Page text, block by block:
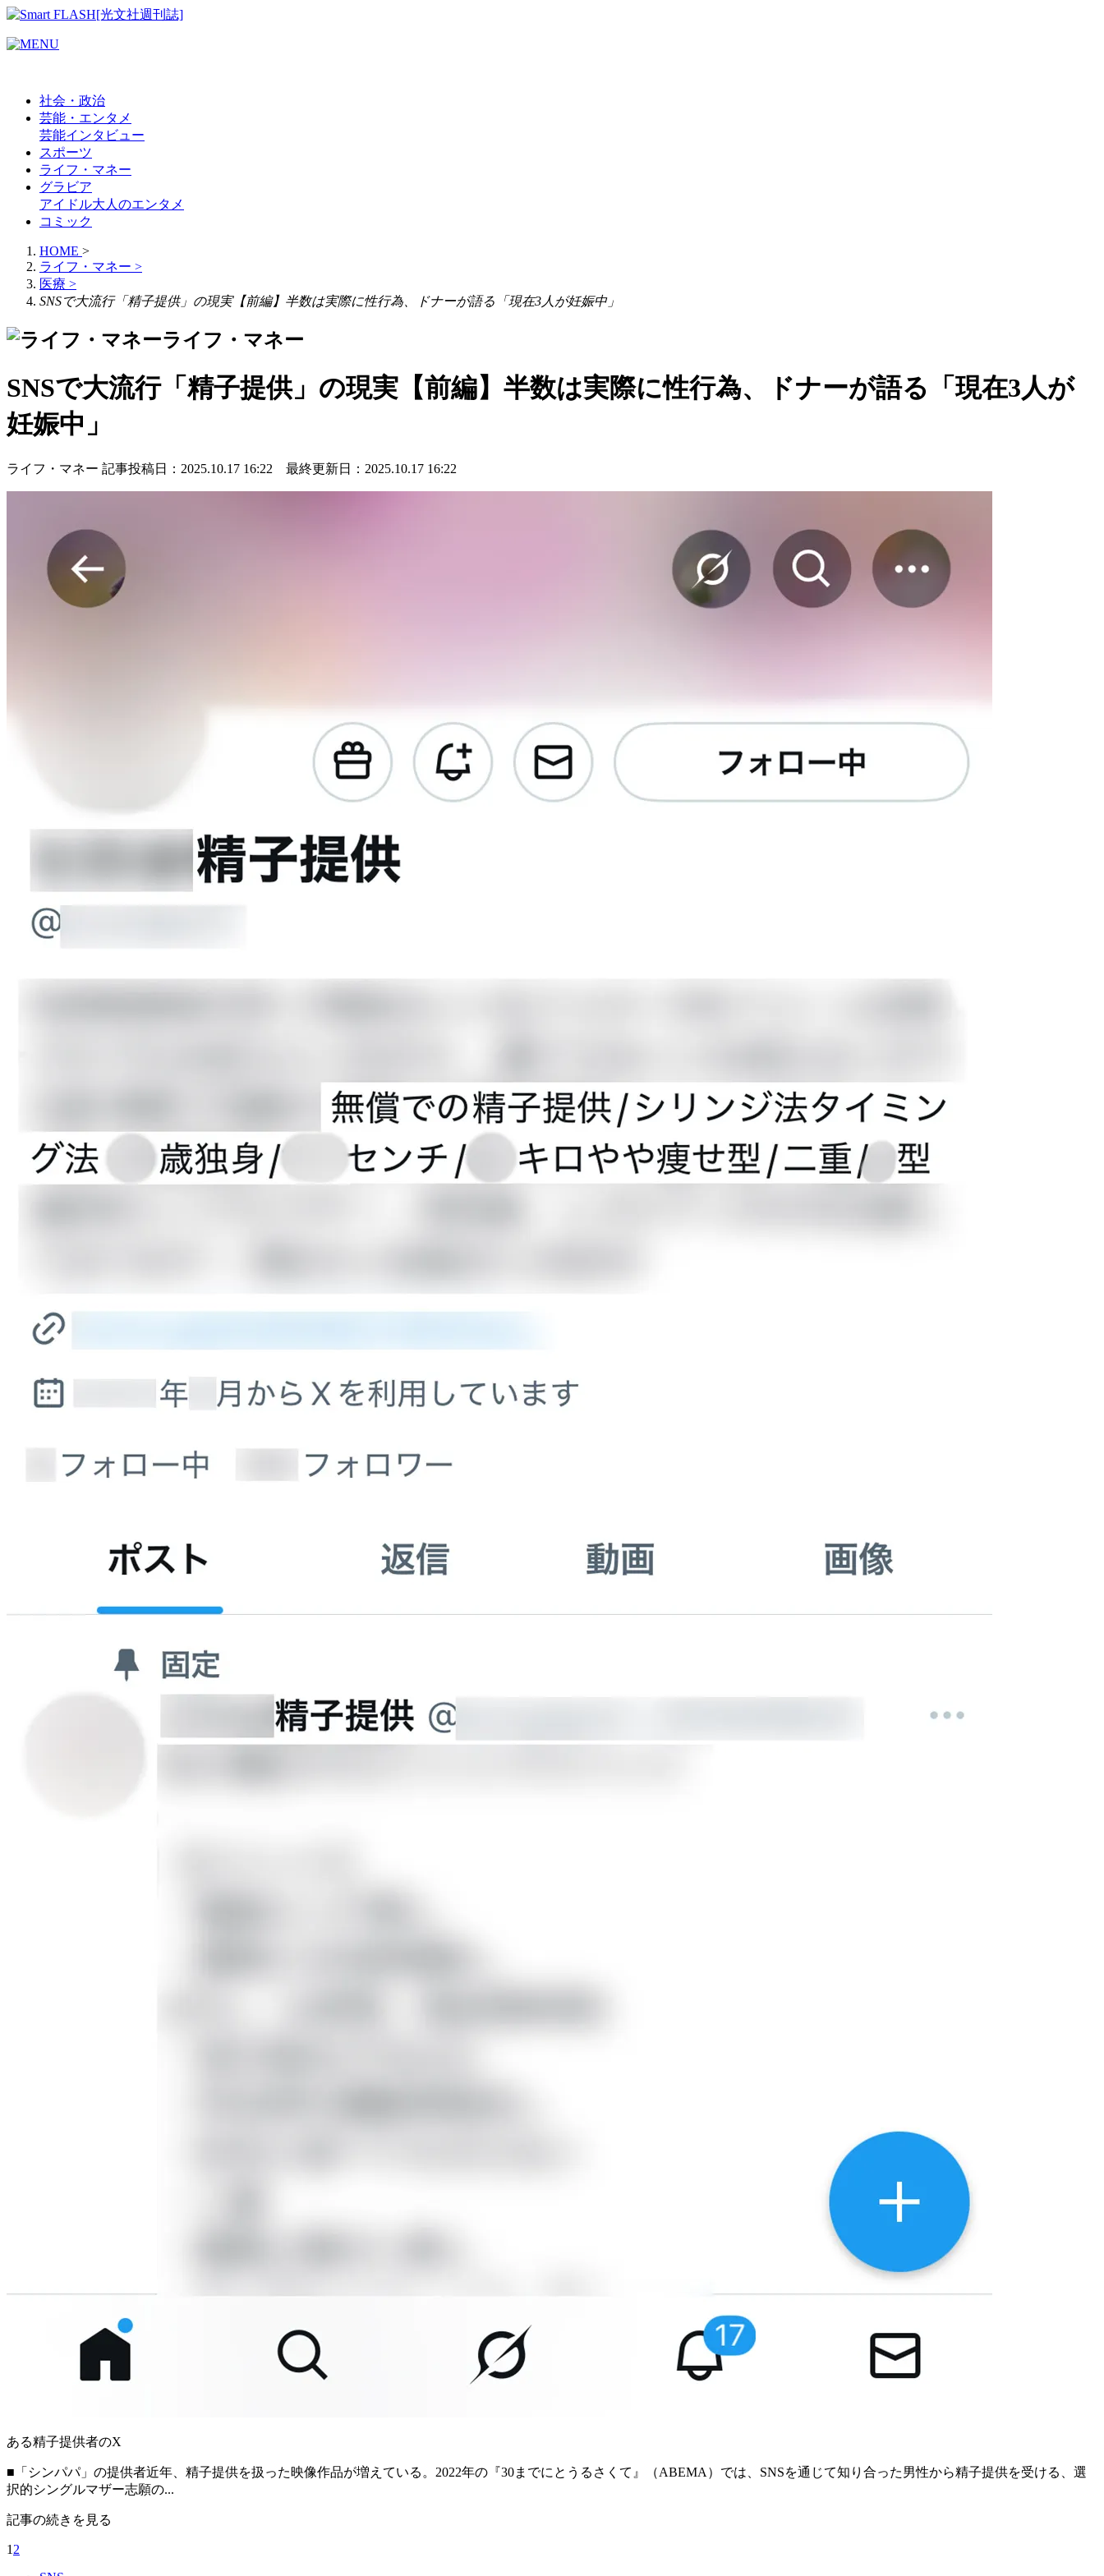
社会・政治
芸能・エンタメ
芸能インタビュー
スポーツ
ライフ・マネー
グラビア
アイドル大人のエンタメ
コミック
HOME >
ライフ・マネー >
医療 >
SNSで大流行「精子提供」の現実【前編】半数は実際に性行為、ドナーが語る「現在3人が妊娠中」
ライフ・マネー
SNSで大流行「精子提供」の現実【前編】半数は実際に性行為、ドナーが語る「現在3人が
妊娠中」
ライフ・マネー 記事投稿日：2025.10.17 16:22 最終更新日：2025.10.17 16:22
ある精子提供者のX
■「シンパパ」の提供者近年、精子提供を扱った映像作品が増えている。2022年の『30までにとうるさくて』（ABEMA）では、SNSを通じて知り合った男性から精子提供を受ける、選
択的シングルマザー志願の...
記事の続きを見る
1 2